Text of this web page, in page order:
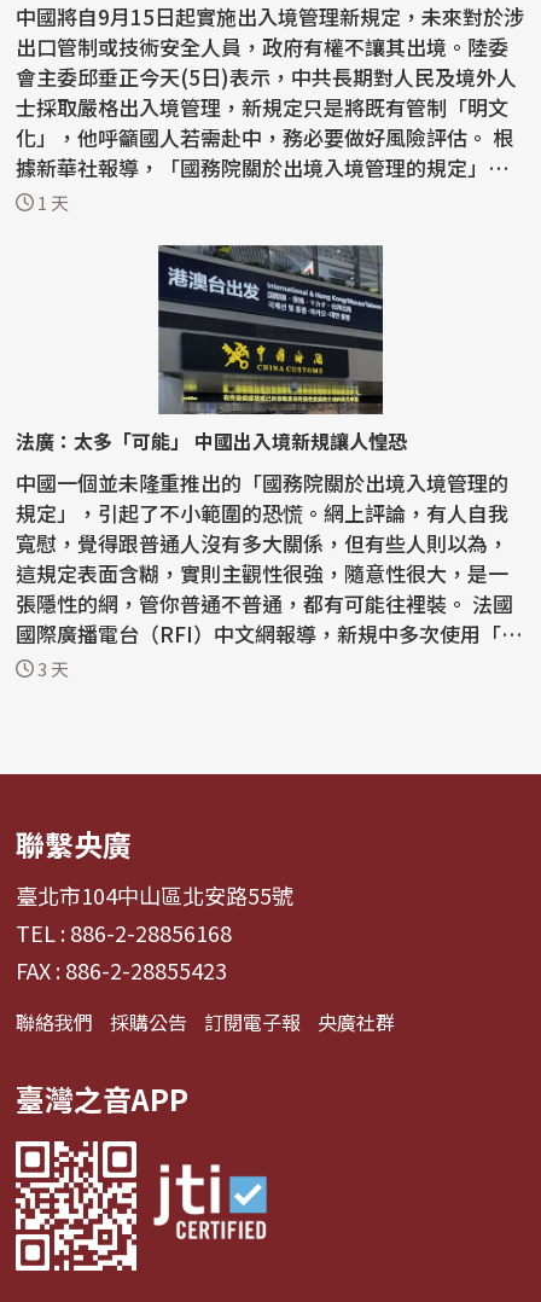
中國將自9月15日起實施出入境管理新規定，未來對於涉
出口管制或技術安全人員，政府有權不讓其出境。陸委
會主委邱垂正今天(5日)表示，中共長期對人民及境外人
士採取嚴格出入境管理，新規定只是將既有管制「明文
化」，他呼籲國人若需赴中，務必要做好風險評估。 根
據新華社報導，「國務院關於出境入境管理的規定」在7
月...1 天
法廣：太多「可能」 中國出入境新規讓人惶恐
中國一個並未隆重推出的「國務院關於出境入境管理的
規定」，引起了不小範圍的恐慌。網上評論，有人自我
寬慰，覺得跟普通人沒有多大關係，但有些人則以為，
這規定表面含糊，實則主觀性很強，隨意性很大，是一
張隱性的網，管你普通不普通，都有可能往裡裝。 法國
國際廣播電台（RFI）中文網報導，新規中多次使用「可
能...3 天
聯繫央廣
臺北市104中山區北安路55號
TEL : 886-2-28856168
FAX : 886-2-28855423
聯絡我們 採購公告 訂閱電子報 央廣社群
臺灣之音APP